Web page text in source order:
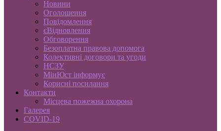
Новини
Оголошення
Повідомлення
єВідновлення
Обговорення
Безоплатна правова допомога
Колективні договори та угоди
НСЗУ
МінЮст інформує
Корисні посилання
Контакти
Місцева пожежна охорона
Галерея
COVID-19